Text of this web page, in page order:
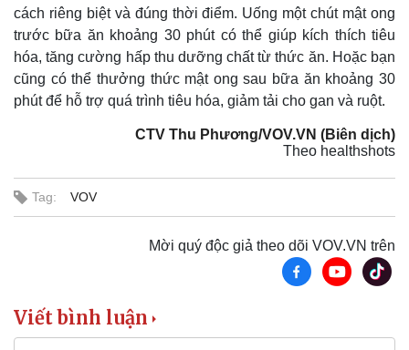
cách riêng biệt và đúng thời điểm. Uống một chút mật ong
trước bữa ăn khoảng 30 phút có thể giúp kích thích tiêu
hóa, tăng cường hấp thu dưỡng chất từ thức ăn. Hoặc bạn
cũng có thể thưởng thức mật ong sau bữa ăn khoảng 30
phút để hỗ trợ quá trình tiêu hóa, giảm tải cho gan và ruột.
CTV Thu Phương/VOV.VN (Biên dịch)
Theo healthshots
Tag: VOV
Mời quý độc giả theo dõi VOV.VN trên
Viết bình luận